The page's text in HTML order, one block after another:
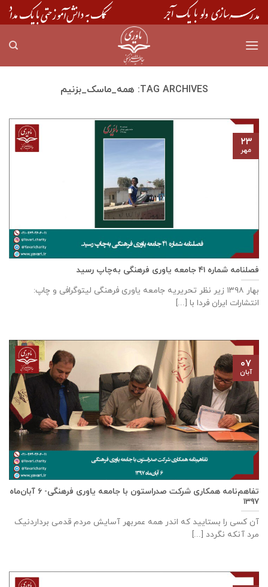
Skip
to
TAG ARCHIVES: همه_ماسک_بزنیم
فصلنامه شماره ۴۱ جامعه یاوری فرهنگی به‌چاپ رسید
بهار ۱۳۹۸ زیر نظر تحریریه جامعه یاوری فرهنگی لیتوگرافی و چاپ:
انتشارات ایران فردا با [...]
۲۳
مهر
تفاهم‌نامه همکاری شرکت صدراستون با جامعه یاوری فرهنگی- ۶ آبان‌ماه
۱۳۹۷
آن کسی را بستایید که اندر همه عمربهر آسایش مردم قدمی برداردنیک
مرد آنکه نگردد [...]
۰۷
آبان